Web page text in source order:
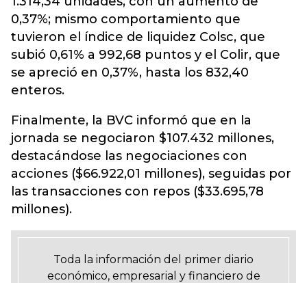
0,37%; mismo comportamiento que
tuvieron el índice de liquidez Colsc, que
subió 0,61% a 992,68 puntos y el Colir, que
se apreció en 0,37%, hasta los 832,40
enteros.
Finalmente, la BVC informó que en la
jornada se negociaron $107.432 millones,
destacándose las negociaciones con
acciones ($66.922,01 millones), seguidas por
las transacciones con repos ($33.695,78
millones).
Toda la información del primer diario
económico, empresarial y financiero de